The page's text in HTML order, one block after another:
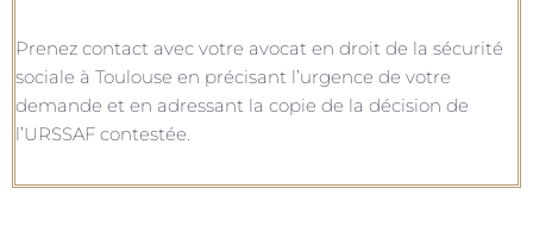
Prenez contact avec votre avocat en droit de la sécurité
sociale à Toulouse en précisant l’urgence de votre
demande et en adressant la copie de la décision de
l’URSSAF contestée.